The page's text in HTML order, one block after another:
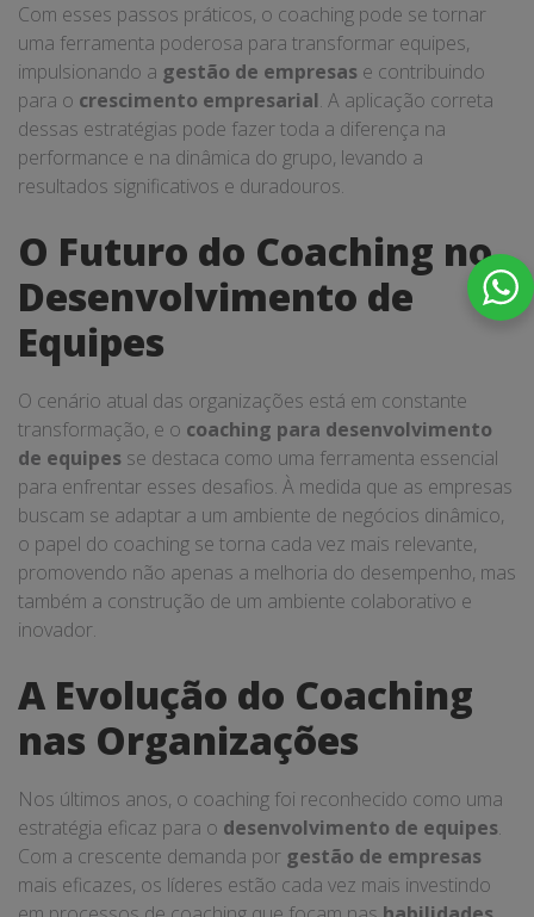
Com esses passos práticos, o coaching pode se tornar
uma ferramenta poderosa para transformar equipes,
impulsionando a gestão de empresas e contribuindo
para o crescimento empresarial. A aplicação correta
dessas estratégias pode fazer toda a diferença na
performance e na dinâmica do grupo, levando a
resultados significativos e duradouros.
O Futuro do Coaching no
Desenvolvimento de
Equipes
O cenário atual das organizações está em constante
transformação, e o coaching para desenvolvimento
de equipes se destaca como uma ferramenta essencial
para enfrentar esses desafios. À medida que as empresas
buscam se adaptar a um ambiente de negócios dinâmico,
o papel do coaching se torna cada vez mais relevante,
promovendo não apenas a melhoria do desempenho, mas
também a construção de um ambiente colaborativo e
inovador.
A Evolução do Coaching
nas Organizações
Nos últimos anos, o coaching foi reconhecido como uma
estratégia eficaz para o desenvolvimento de equipes.
Com a crescente demanda por gestão de empresas
mais eficazes, os líderes estão cada vez mais investindo